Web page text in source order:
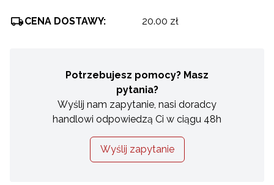
CENA DOSTAWY: 20.00 zł
Potrzebujesz pomocy? Masz
pytania?
Wyślij nam zapytanie, nasi doradcy
handlowi odpowiedzą Ci w ciągu 48h
Wyślij zapytanie